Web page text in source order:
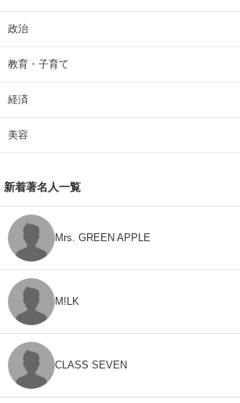
政治
教育・子育て
経済
美容
新着著名人一覧
Mrs. GREEN APPLE
M!LK
CLASS SEVEN